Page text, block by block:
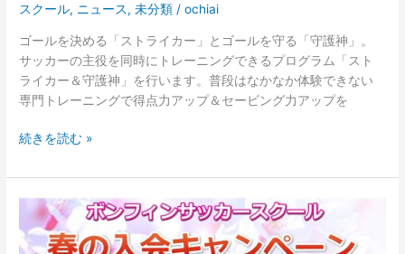
スクール, ニュース,未分類 /ochiai
ゴールを決める「ストライカー」とゴールを守る「守護神」。
サッカーの主役を同時にトレーニングできるプログラム「スト
ライカー＆守護神」を行います。普段はなかなか体験できない
専門トレーニングで得点力アップ＆セービング力アップを
4
29
日
開
催
定!!!
対
続きを読む »
2026
度